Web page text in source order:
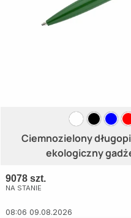
Ciemnozielony
ekologiczny
9078 szt.
NA STANIE
08:06 09.08.2026